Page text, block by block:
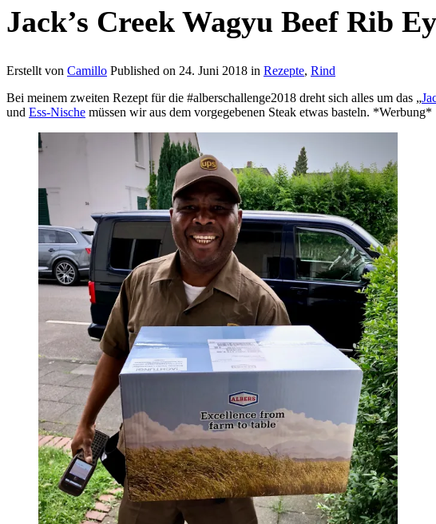
Jack’s Creek Wagyu Beef Rib
Erstellt von Camillo Published on 24. Juni 2018 in Rezepte, Rind
Bei meinem zweiten Rezept für die #alberschallenge2018 dreht sich alles um das „
und Ess-Nische müssen wir aus dem vorgegebenen Steak etwas basteln. *Werbung*